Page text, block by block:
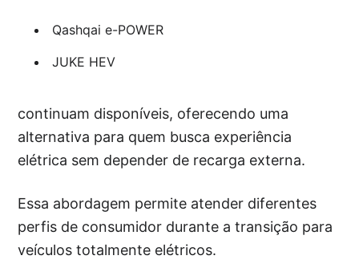
Qashqai e-POWER
JUKE HEV
continuam disponíveis, oferecendo uma
alternativa para quem busca experiência
elétrica sem depender de recarga externa.
Essa abordagem permite atender diferentes
perfis de consumidor durante a transição para
veículos totalmente elétricos.